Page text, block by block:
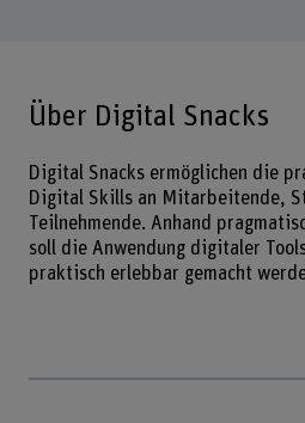
Über Digital Snacks
Digital Snacks ermöglichen die
Digital Skills an Mitarbeitende,
Teilnehmende. Anhand
soll die Anwendung digitaler
praktisch erlebbar gemacht